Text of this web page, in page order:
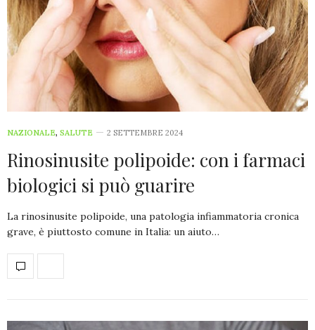
NAZIONALE, SALUTE 2 SETTEMBRE 2024
Rinosinusite polipoide: con i farmaci
biologici si può guarire
La rinosinusite polipoide, una patologia infiammatoria cronica
grave, è piuttosto comune in Italia: un aiuto…